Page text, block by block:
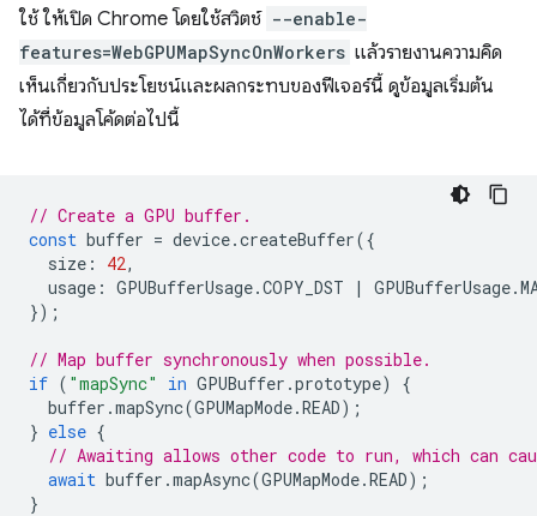
ใช้ ให้เปิด Chrome โดยใช้สวิตช์ --enable-
features=WebGPUMapSyncOnWorkers แล้วรายงานความคิด
เห็นเกี่ยวกับประโยชน์และผลกระทบของฟีเจอร์นี้ ดูข้อมูลเริ่มต้น
ได้ที่ข้อมูลโค้ดต่อไปนี้
// Create a GPU buffer.
const buffer = device.createBuffer({
size : 42,
usage : GPUBufferUsage.COPY_DST | GPUBufferUsage.
});
// Map buffer synchronously when possible.
if ( "mapSync" in GPUBuffer .prototype)
{
buffer .mapSync(GPUMapMode.READ);
} else {
// Awaiting allows other code to run, which can
await buffer .mapAsync(GPUMapMode.READ);
}